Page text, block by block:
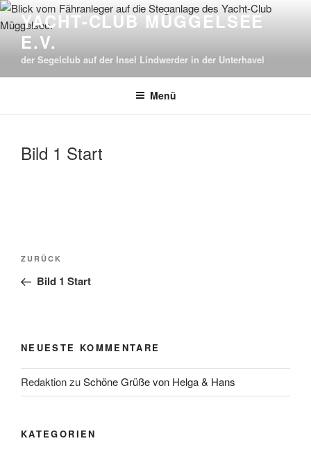
Zum
Inhalt
springen
YACHT-CLUB MÜGGELSEE
E.V.
der Segelclub auf der Insel Lindwerder in der Unterhavel
Menü
Bild 1 Start
Beitragsnavigation
Vorheriger
Beitrag
ZURÜCK
Bild 1 Start
NEUESTE KOMMENTARE
RedaktionzuSchöne Grüße von Helga & Hans
KATEGORIEN